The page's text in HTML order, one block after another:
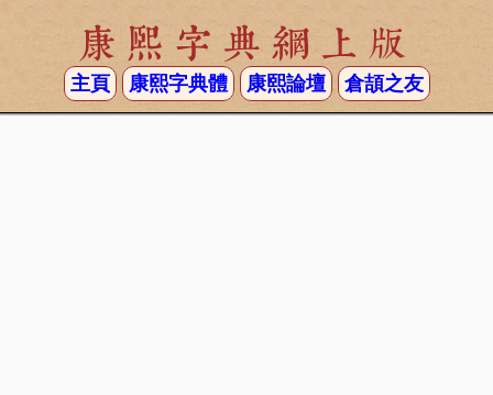
康熙字典網上版
主頁 康熙字典體 康熙論壇 倉頡之友